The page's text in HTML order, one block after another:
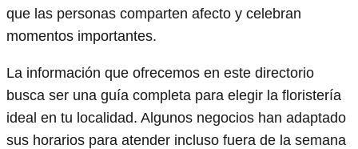
que las personas comparten afecto y celebran
momentos importantes.
La información que ofrecemos en este directorio
busca ser una guía completa para elegir la floristería
ideal en tu localidad. Algunos negocios han adaptado
sus horarios para atender incluso fuera de la semana